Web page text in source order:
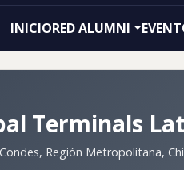
INICIORED ALUMNI
Terminals
Región Metropolitana,